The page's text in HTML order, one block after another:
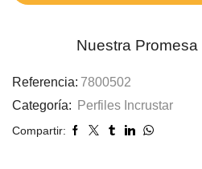
Nuestra
Referencia: 7800502
Categoría:
Perfiles Incrustar
Compartir: